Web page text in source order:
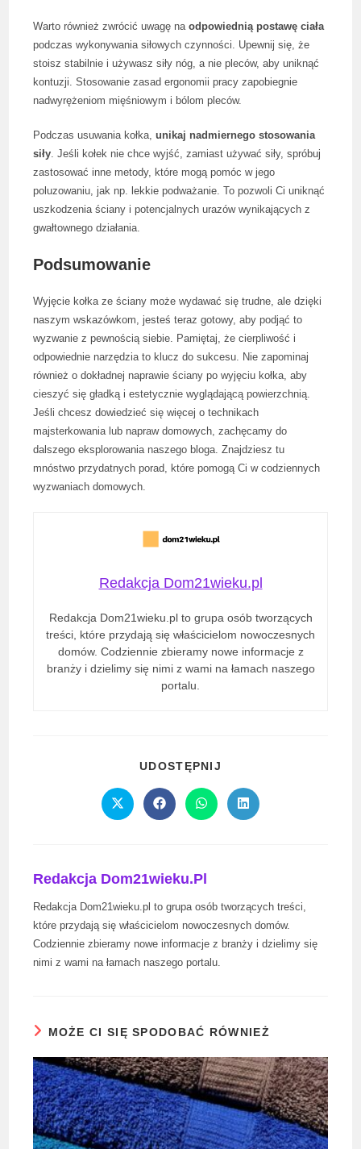
Warto również zwrócić uwagę naodpowiednią postawę ciała
podczas wykonywania siłowych czynności. Upewnij się, że
stoisz stabilnie i używasz siły nóg, a nie pleców, aby uniknąć
kontuzji. Stosowanie zasad ergonomii pracy zapobiegnie
nadwyrężeniom mięśniowym i bólom pleców.
Podczas usuwania kołka,unikaj nadmiernego stosowania
siły. Jeśli kołek nie chce wyjść, zamiast używać siły, spróbuj
zastosować inne metody, które mogą pomóc w jego
poluzowaniu, jak np. lekkie podważanie. To pozwoli Ci uniknąć
uszkodzenia ściany i potencjalnych urazów wynikających z
gwałtownego działania.
Podsumowanie
Wyjęcie kołka ze ściany może wydawać się trudne, ale dzięki
naszym wskazówkom, jesteś teraz gotowy, aby podjąć to
wyzwanie z pewnością siebie. Pamiętaj, że cierpliwość i
odpowiednie narzędzia to klucz do sukcesu. Nie zapominaj
również o dokładnej naprawie ściany po wyjęciu kołka, aby
cieszyć się gładką i estetycznie wyglądającą powierzchnią.
Jeśli chcesz dowiedzieć się więcej o technikach
majsterkowania lub napraw domowych, zachęcamy do
dalszego eksplorowania naszego bloga. Znajdziesz tu
mnóstwo przydatnych porad, które pomogą Ci w codziennych
wyzwaniach domowych.
Redakcja Dom21wieku.pl
Redakcja Dom21wieku.pl to grupa osób tworzących
treści, które przydają się właścicielom nowoczesnych
domów. Codziennie zbieramy nowe informacje z
branży i dzielimy się nimi z wami na łamach naszego
portalu.
UDOSTĘPNIJ
CONTENT
Opens
in
Opens
in
Opens
in
Opens
in
Redakcja Dom21wieku.pl
Redakcja Dom21wieku.pl to grupa osób tworzących treści,
które przydają się właścicielom nowoczesnych domów.
Codziennie zbieramy nowe informacje z branży i dzielimy się
nimi z wami na łamach naszego portalu.
MOŻE CI SIĘ SPODOBAĆ RÓWNIEŻ